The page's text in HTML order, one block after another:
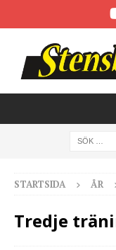
STARTSIDA ÅR
Tredje